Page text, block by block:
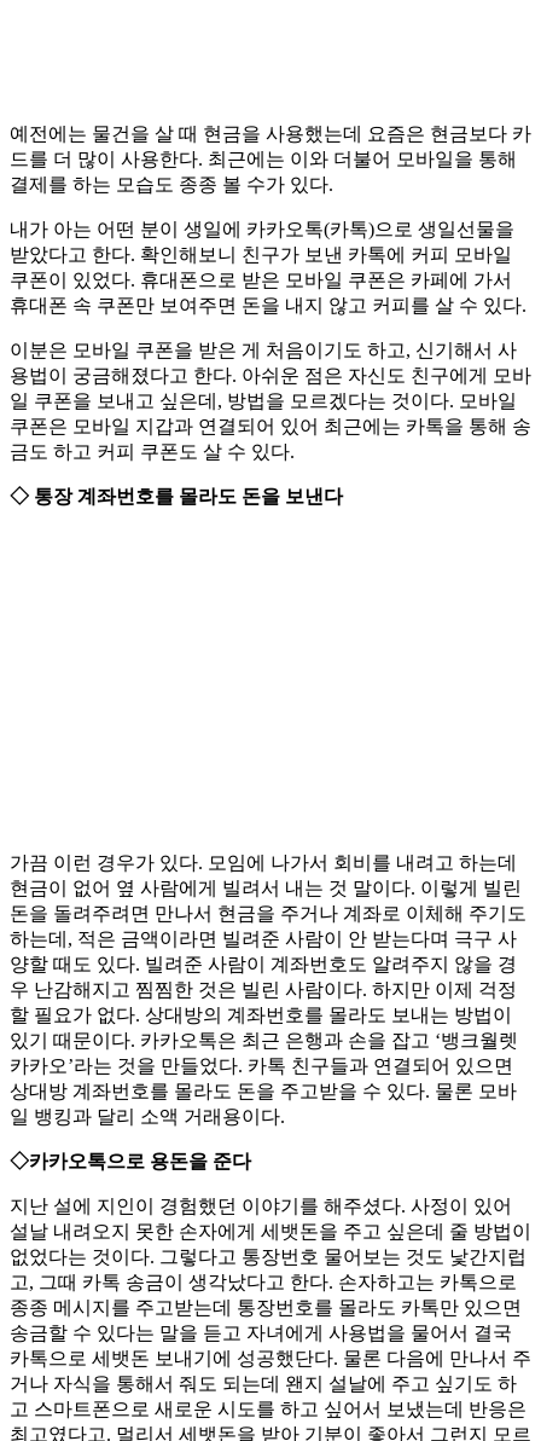
예전에는 물건을 살 때 현금을 사용했는데 요즘은 현금보다 카
드를 더 많이 사용한다. 최근에는 이와 더불어 모바일을 통해
결제를 하는 모습도 종종 볼 수가 있다.
내가 아는 어떤 분이 생일에 카카오톡(카톡)으로 생일선물을
받았다고 한다. 확인해보니 친구가 보낸 카톡에 커피 모바일
쿠폰이 있었다. 휴대폰으로 받은 모바일 쿠폰은 카페에 가서
휴대폰 속 쿠폰만 보여주면 돈을 내지 않고 커피를 살 수 있다.
이분은 모바일 쿠폰을 받은 게 처음이기도 하고, 신기해서 사
용법이 궁금해졌다고 한다. 아쉬운 점은 자신도 친구에게 모바
일 쿠폰을 보내고 싶은데, 방법을 모르겠다는 것이다. 모바일
쿠폰은 모바일 지갑과 연결되어 있어 최근에는 카톡을 통해 송
금도 하고 커피 쿠폰도 살 수 있다.
◇ 통장 계좌번호를 몰라도 돈을 보낸다
가끔 이런 경우가 있다. 모임에 나가서 회비를 내려고 하는데
현금이 없어 옆 사람에게 빌려서 내는 것 말이다. 이렇게 빌린
돈을 돌려주려면 만나서 현금을 주거나 계좌로 이체해 주기도
하는데, 적은 금액이라면 빌려준 사람이 안 받는다며 극구 사
양할 때도 있다. 빌려준 사람이 계좌번호도 알려주지 않을 경
우 난감해지고 찜찜한 것은 빌린 사람이다. 하지만 이제 걱정
할 필요가 없다. 상대방의 계좌번호를 몰라도 보내는 방법이
있기 때문이다. 카카오톡은 최근 은행과 손을 잡고 ‘뱅크월렛
카카오’라는 것을 만들었다. 카톡 친구들과 연결되어 있으면
상대방 계좌번호를 몰라도 돈을 주고받을 수 있다. 물론 모바
일 뱅킹과 달리 소액 거래용이다.
◇카카오톡으로 용돈을 준다
지난 설에 지인이 경험했던 이야기를 해주셨다. 사정이 있어
설날 내려오지 못한 손자에게 세뱃돈을 주고 싶은데 줄 방법이
없었다는 것이다. 그렇다고 통장번호 물어보는 것도 낯간지럽
고, 그때 카톡 송금이 생각났다고 한다. 손자하고는 카톡으로
종종 메시지를 주고받는데 통장번호를 몰라도 카톡만 있으면
송금할 수 있다는 말을 듣고 자녀에게 사용법을 물어서 결국
카톡으로 세뱃돈 보내기에 성공했단다. 물론 다음에 만나서 주
거나 자식을 통해서 줘도 되는데 왠지 설날에 주고 싶기도 하
고 스마트폰으로 새로운 시도를 하고 싶어서 보냈는데 반응은
최고였다고. 멀리서 세뱃돈을 받아 기분이 좋아서 그런지 모르